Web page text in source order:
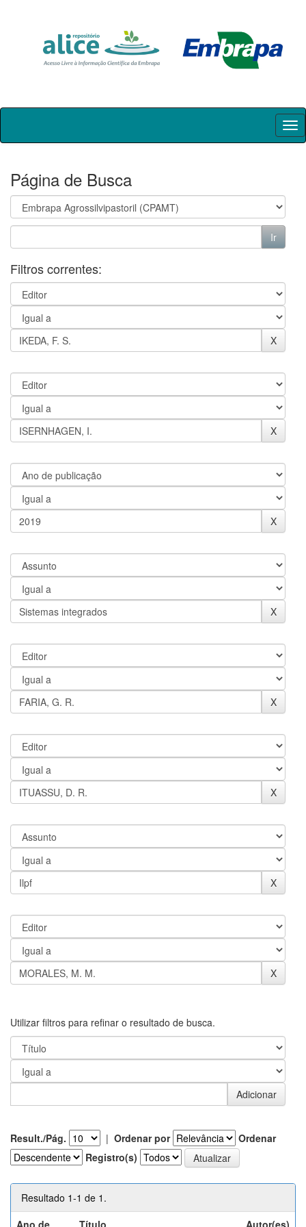
Skip
Página de Busca
Filtros correntes:
Utilizar filtros para refinar o resultado de busca.
Result./Pág. | Ordenar por
Ordenar
Registro(s)
Resultado 1-1 de 1.
Ano de
Título Autor(es)